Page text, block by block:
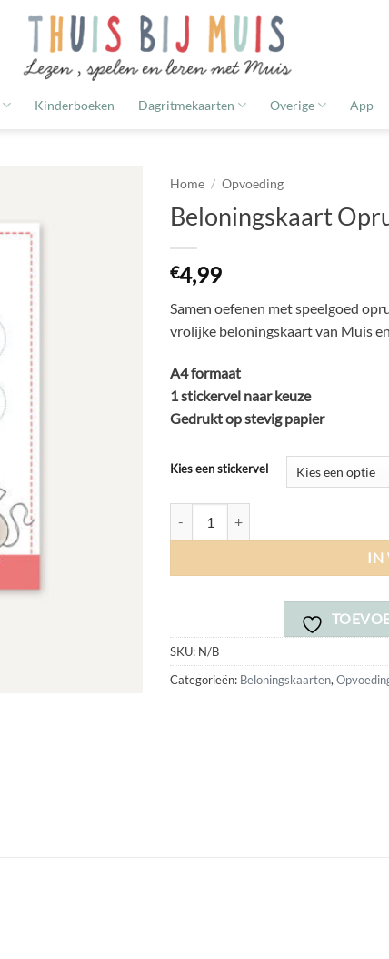
Kinderboeken Dagritmekaarten Overige App
TOEVOEGEN
VERLANGLIJST
Home / Opvoeding
Beloningskaart
€4,99
Samen oefenen met speelgoed
vrolijke beloningskaart van Muis
A4 formaat
1 stickervel naar keuze
Gedrukt op stevig papier
Kies een stickervel
IN
SKU: N/B
Categorieën: Beloningskaarten,